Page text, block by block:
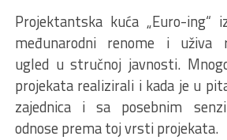
Projektantska kuća „Euro-ing“
međunarodni renome i uživa
ugled u stručnoj javnosti.
projekata realizirali i kada je u
zajednica i sa posebnim
odnose prema toj vrsti projekata.